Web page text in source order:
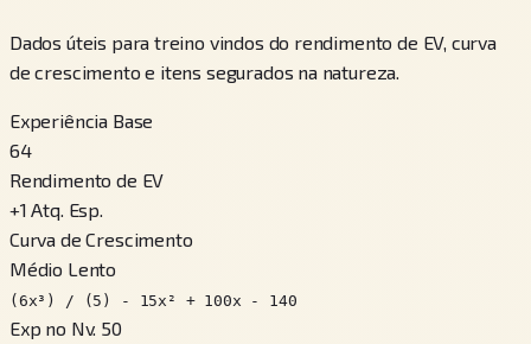
Dados úteis para treino vindos do rendimento de EV, curva
de crescimento e itens segurados na natureza.
Experiência Base
64
Rendimento de EV
+1 Atq. Esp.
Curva de Crescimento
Médio Lento
(6x³) / (5) - 15x² + 100x - 140
Exp no Nv. 50